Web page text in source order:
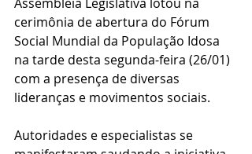
cerimônia de abertura do Fórum
Social Mundial da População Idosa
na tarde desta segunda-feira (26/01)
com a presença de diversas
lideranças e movimentos sociais.
Autoridades e especialistas se